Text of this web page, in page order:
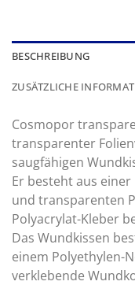
BESCHREIBUNG
ZUSÄTZLICHE
Cosmopor
transparenter
saugfähigen
Er besteht aus
und transparenten
Polyacrylat-Kleber
Das Wundkissen
einem Polyethylen-
verklebende